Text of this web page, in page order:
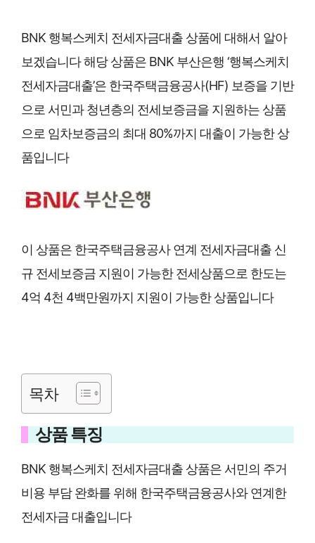
BNK 행복스케치 전세자금대출 상품에 대해서 알아
보겠습니다 해당 상품은 BNK 부산은행 ‘행복스케치
전세자금대출’은 한국주택금융공사(HF) 보증을 기반
으로 서민과 청년층의 전세보증금을 지원하는 상품
으로 임차보증금의 최대 80%까지 대출이 가능한 상
품입니다
이 상품은 한국주택금융공사 연계 전세자금대출 신
규 전세보증금 지원이 가능한 전세상품으로 한도는
4억 4천 4백만원까지 지원이 가능한 상품입니다
목차
상품 특징
BNK 행복스케치 전세자금대출 상품은 서민의 주거
비용 부담 완화를 위해 한국주택금융공사와 연계한
전세자금 대출입니다